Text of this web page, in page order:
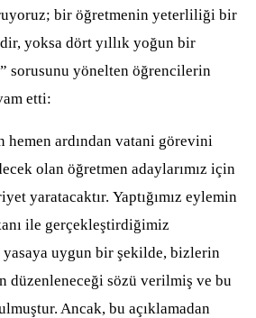
bir öğretmenin yeterliliği bir
yoksa dört yıllık yoğun bir
sorusunu yönelten öğrencilerin
etti:
hemen ardından vatani görevini
olan öğretmen adaylarımız için
yaratacaktır. Yaptığımız eylemin
ile gerçekleştirdiğimiz
yasaya uygun bir şekilde, bizlerin
düzenleneceği sözü verilmiş ve bu
Ancak, bu açıklamadan